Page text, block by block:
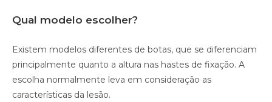
Qual modelo escolher?
Existem modelos diferentes de botas, que se diferenciam
principalmente quanto a altura nas hastes de fixação. A
escolha normalmente leva em consideração as
características da lesão.